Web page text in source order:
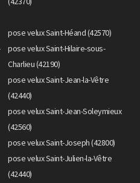
pose velux Saint-Héand (42570)
pose velux Saint-Hilaire-sous-
Charlieu (42190)
pose velux Saint-Jean-la-Vêtre
(42440)
pose velux Saint-Jean-Soleymieux
(42560)
pose velux Saint-Joseph (42800)
pose velux Saint-Julien-la-Vêtre
(42440)